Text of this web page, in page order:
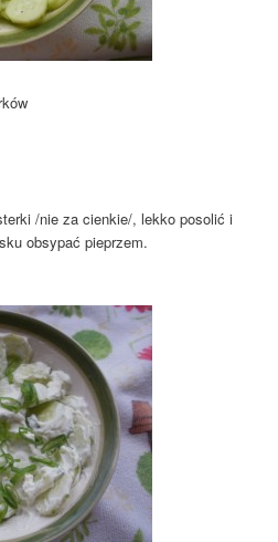
/nie za cienkie/, lekko posolić i
obsypać pieprzem.